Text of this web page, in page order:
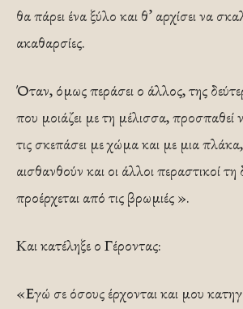
θα πάρει ένα ξύλο και θ’ αρχίσει να
ακαθαρσίες.
Όταν, όμως περάσει ο άλλος, της
που μοιάζει με τη μέλισσα, προσπαθεί
τις σκεπάσει με χώμα και με μια
αισθανθούν και οι άλλοι περαστικοί
προέρχεται από τις βρωμιές ».
Και κατέληξε ο Γέροντας:
«Εγώ σε όσους έρχονται και μου